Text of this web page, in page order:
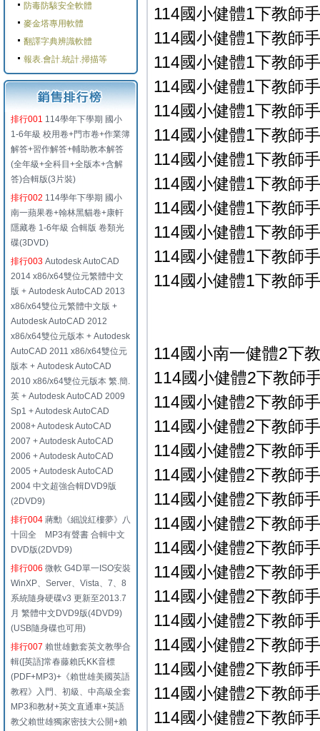
防毒防駭安全軟體
麥金塔專用軟體
翻譯字典辨識軟體
報表.會計.統計.掃描等
排行001 114學年下學期 國小
1-6年級 校用卷+門市卷+作業簿
解答+習作解答+輔助教本解答
(全年級+全科目+全版本+含解
答)合輯版(3片裝)
排行002 114學年下學期 國小
南一蘋果卷+翰林黑貓卷+康軒
隱藏卷 1-6年級 合輯版 卷類光
碟(3DVD)
排行003 Autodesk AutoCAD
2014 x86/x64雙位元繁體中文
版 + Autodesk AutoCAD 2013
x86/x64雙位元繁體中文版 +
Autodesk AutoCAD 2012
x86/x64雙位元版本 + Autodesk
AutoCAD 2011 x86/x64雙位元
版本 + Autodesk AutoCAD
2010 x86/x64雙位元版本 繁.簡.
英 + Autodesk AutoCAD 2009
Sp1 + Autodesk AutoCAD
2008+ Autodesk AutoCAD
2007 + Autodesk AutoCAD
2006 + Autodesk AutoCAD
2005 + Autodesk AutoCAD
2004 中文超強合輯DVD9版
(2DVD9)
排行004 蔣勳《細說紅樓夢》八
十回全 MP3有聲書 合輯中文
DVD版(2DVD9)
排行006 微軟 G4D單一ISO安裝
WinXP、Server、Vista、7、8
系統隨身硬碟v3 更新至2013.7
月 繁體中文DVD9版(4DVD9)
(USB隨身碟也可用)
排行007 賴世雄數套英文教學合
輯([英語]常春藤賴氏KK音標
(PDF+MP3)+《賴世雄美國英語
教程》入門、初級、中高級全套
MP3和教材+英文直通車+英語
教父賴世雄獨家密技大公開+賴
114國小健體1下教師
114國小健體1下教師
114國小健體1下教師
114國小健體1下教師
114國小健體1下教師
114國小健體1下教師
114國小健體1下教師
114國小健體1下教師
114國小健體1下教師
114國小健體1下教師
114國小健體1下教師
114國小健體1下教師
114國小南一健體2下
114國小健體2下教師
114國小健體2下教師
114國小健體2下教師
114國小健體2下教師
114國小健體2下教師
114國小健體2下教師
114國小健體2下教師
114國小健體2下教師
114國小健體2下教師
114國小健體2下教師
114國小健體2下教師
114國小健體2下教師
114國小健體2下教師
114國小健體2下教師
114國小健體2下教師